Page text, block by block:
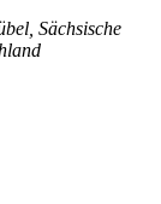
Sächsische